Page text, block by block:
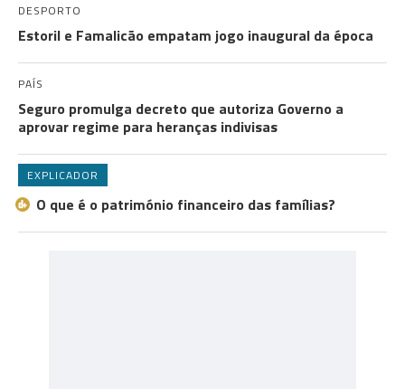
DESPORTO
Estoril e Famalicão empatam jogo inaugural da época
PAÍS
Seguro promulga decreto que autoriza Governo a
aprovar regime para heranças indivisas
EXPLICADOR
O que é o património financeiro das famílias?